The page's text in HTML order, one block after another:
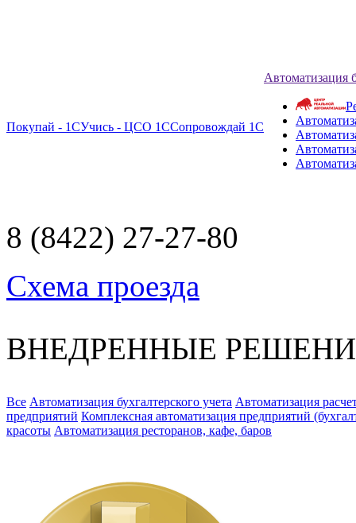
Покупай - 1СУчись - ЦСО 1ССопровождай 1С
Автоматизация
8 (8422) 27-27-80
Схема проезда
ВНЕДРЕННЫЕ
Все Автоматизация бухгалтерского учета Автоматизация
предприятий Комплексная автоматизация предприятий
красоты Автоматизация ресторанов, кафе, баров